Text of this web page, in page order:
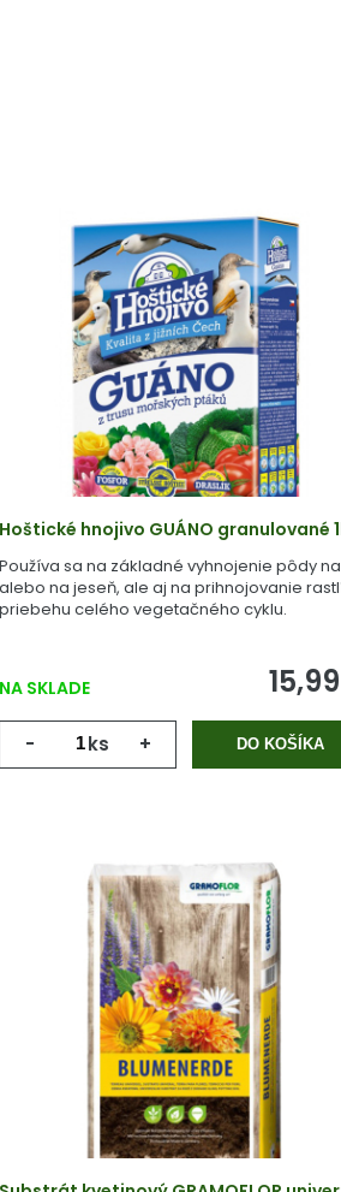
Hoštické hnojivo GUÁNO granulované
Používa sa na základné vyhnojenie pôdy
alebo na jeseň, ale aj na prihnojovanie
priebehu celého vegetačného cyklu.
NA SKLADE
- ks + DO KOŠÍKA